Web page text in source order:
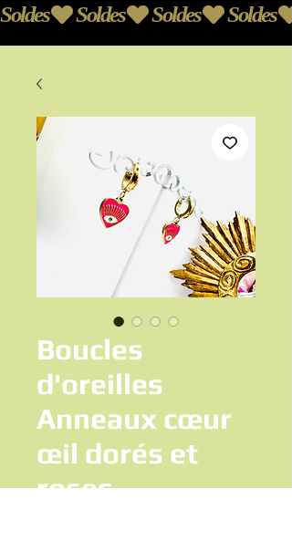
Soldes
Boucles
d'oreilles
Anneaux cœur
œil dorés et
roses